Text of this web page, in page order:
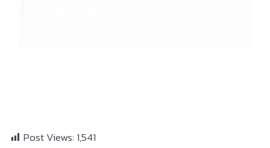
Post Views: 1,541